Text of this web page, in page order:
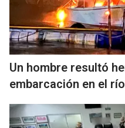
Un hombre resultó
embarcación en el